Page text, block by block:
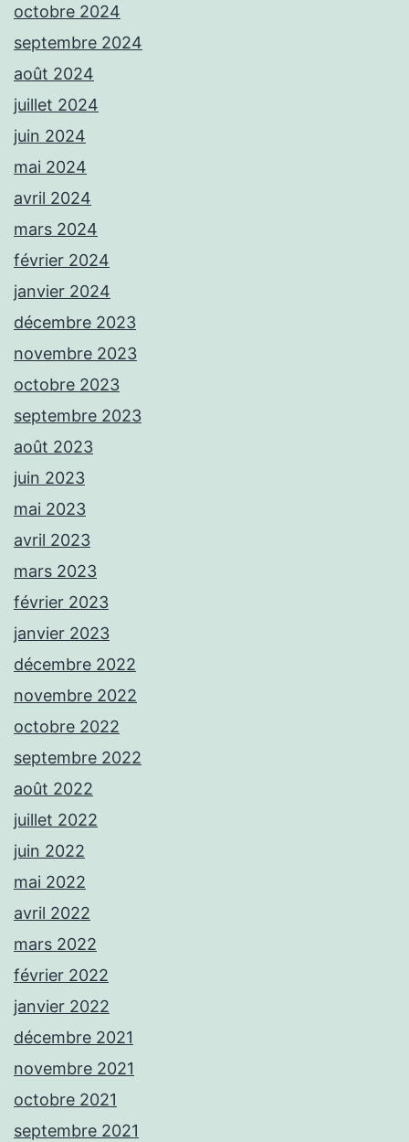
octobre 2024
septembre 2024
août 2024
juillet 2024
juin 2024
mai 2024
avril 2024
mars 2024
février 2024
janvier 2024
décembre 2023
novembre 2023
octobre 2023
septembre 2023
août 2023
juin 2023
mai 2023
avril 2023
mars 2023
février 2023
janvier 2023
décembre 2022
novembre 2022
octobre 2022
septembre 2022
août 2022
juillet 2022
juin 2022
mai 2022
avril 2022
mars 2022
février 2022
janvier 2022
décembre 2021
novembre 2021
octobre 2021
septembre 2021